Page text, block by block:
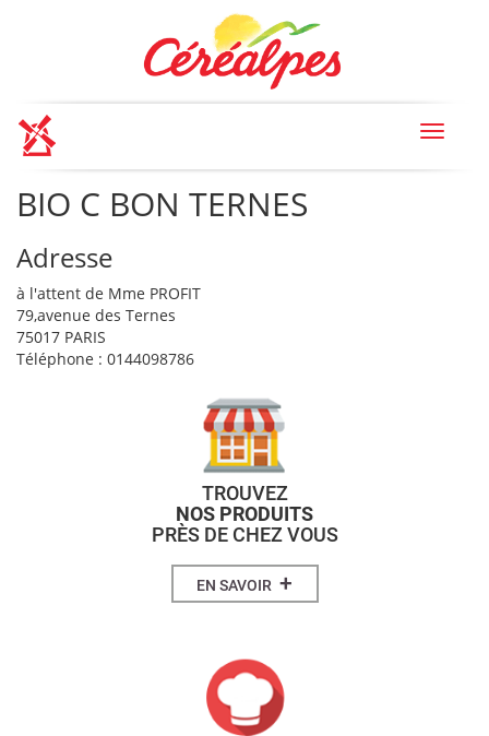
Toggle
BIO C BON TERNES
Adresse
à l'attent de Mme PROFIT
79,avenue des Ternes
75017 PARIS
Téléphone : 0144098786
TROUVEZ
NOS PRODUITS
PRÈS DE CHEZ VOUS
EN SAVOIR +